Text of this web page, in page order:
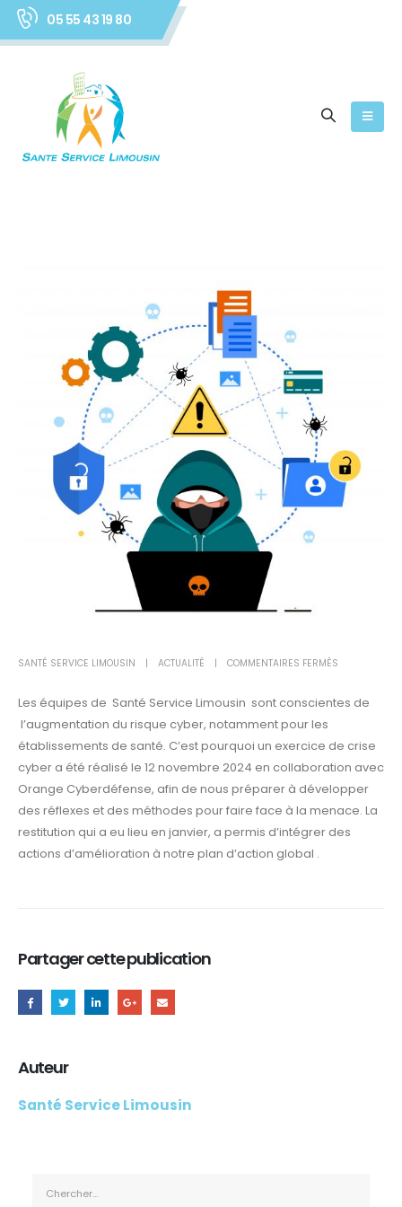
05 55 43 19 80
SANTÉ SERVICE LIMOUSIN ACTUALITÉ COMMENTAIRES FERMÉS
Les équipes de Santé Service Limousin sont conscientes de
l’augmentation du risque cyber, notamment pour les
établissements de santé. C’est pourquoi un exercice de crise
cyber a été réalisé le 12 novembre 2024 en collaboration avec
Orange Cyberdéfense, afin de nous préparer à développer
des réflexes et des méthodes pour faire face à la menace. La
restitution qui a eu lieu en janvier, a permis d’intégrer des
actions d’amélioration à notre plan d’action global .
Partager cette publication
Auteur
Santé Service Limousin